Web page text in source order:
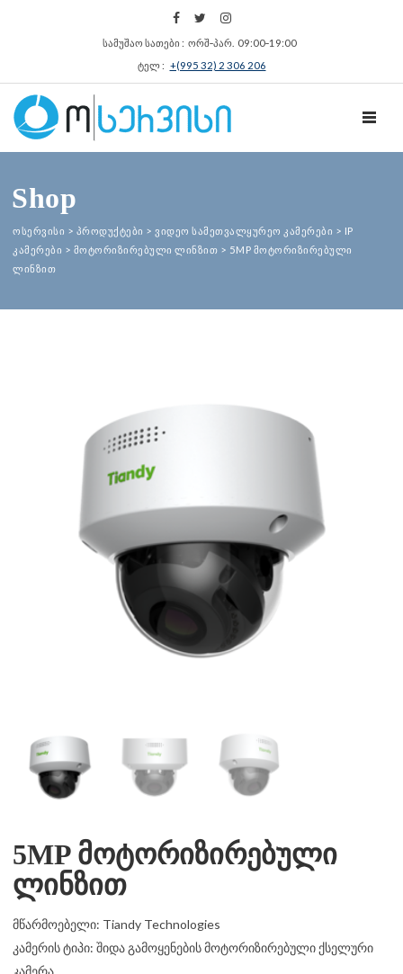
სამუშაო სათები : ორშ‑პარ. 09:00‑19:00
ტელ : +(995 32) 2 306 206
Shop
ოსერვისი > პროდუქტები > ვიდეო სამეთვალყურეო კამერები > IP
კამერები > მოტორიზირებული ლინზით > 5MP მოტორიზირებული
ლინზით
5MP მოტორიზირებული
ლინზით
მწარმოებელი: Tiandy Technologies
კამერის ტიპი: შიდა გამოყენების მოტორიზირებული ქსელური